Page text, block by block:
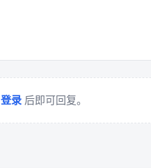
登录 后即可回复。